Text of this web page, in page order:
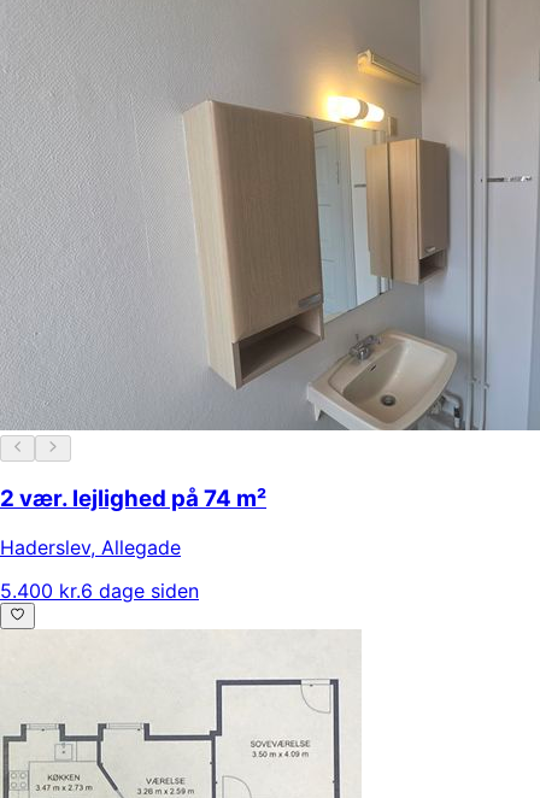
2 vær. lejlighed på 74 m²
Haderslev, Allegade
5.400 kr.6 dage siden